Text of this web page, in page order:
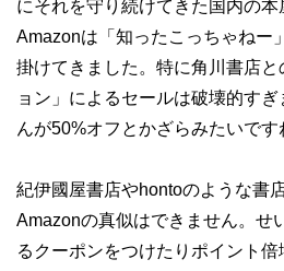
にそれを守り続けてきた国内の本
Amazonは「知ったこっちゃねー
掛けてきました。特に角川書店
ョン」によるセールは破壊的す
んが50%オフとかざらみたいです
紀伊國屋書店やhontoのような書
Amazonの真似はできません。せ
るクーポンをつけたりポイント